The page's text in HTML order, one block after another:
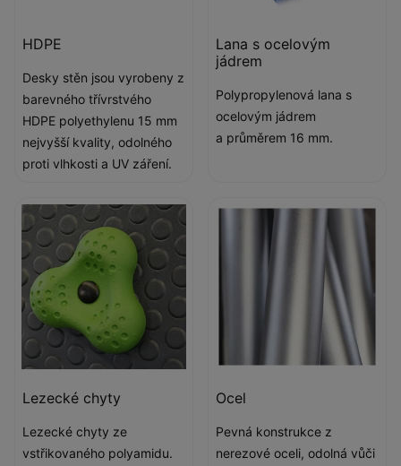
HDPE
Desky stěn jsou vyrobeny z
barevného třívrstvého
HDPE polyethylenu 15 mm
nejvyšší kvality, odolného
proti vlhkosti a UV záření.
Lana s ocelovým
jádrem
Polypropylenová lana s
ocelovým jádrem
a průměrem 16 mm.
Lezecké chyty
Lezecké chyty ze
vstřikovaného polyamidu.
Ocel
Pevná konstrukce z
nerezové oceli, odolná vůči